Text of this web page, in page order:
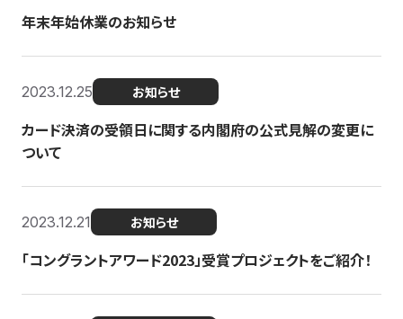
年末年始休業のお知らせ
2023.12.25 お知らせ
カード決済の受領日に関する内閣府の公式見解の変更に
ついて
2023.12.21 お知らせ
「コングラントアワード2023」受賞プロジェクトをご紹介！